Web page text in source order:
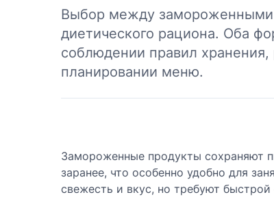
Выбор между замороженными
диетического рациона. Оба
соблюдении правил
планировании меню.
Замороженные продукты сохраняют
заранее, что особенно удобно для
свежесть и вкус, но требуют быстрой